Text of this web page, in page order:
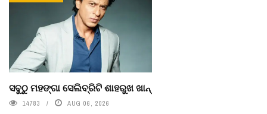
ସବୁଠୁ ମହଙ୍ଗା ସେଲିବ୍ରିଟି ଶାହରୁଖ ଖାନ୍
14783 AUG 06, 2026